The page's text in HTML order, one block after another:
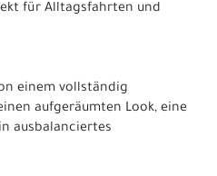
für Alltagsfahrten und
einem vollständig
aufgeräumten Look, eine
ausbalanciertes